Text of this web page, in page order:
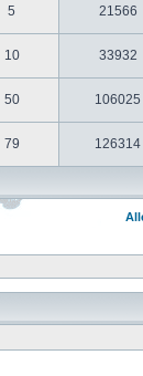
5 21566
10 33932
50 106025
79 126314